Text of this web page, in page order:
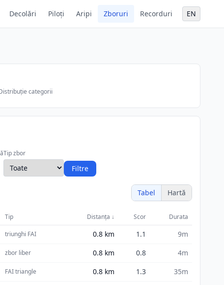
Decolări Piloți Aripi Zboruri Recorduri EN
categorii
Tip zbor
Filtre
Tabel Hartă
Tip Distanța ↓ Scor Durata
triunghi FAI 0.8 km 1.1
9m
zbor liber 0.8 km 0.8
4m
FAI triangle 0.8 km 1.3
35m